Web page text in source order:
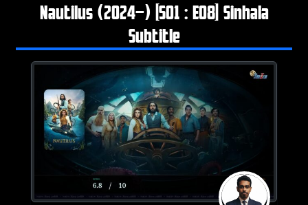
Nautilus (2024–) [S01 : E08] Sinhala
Subtitle